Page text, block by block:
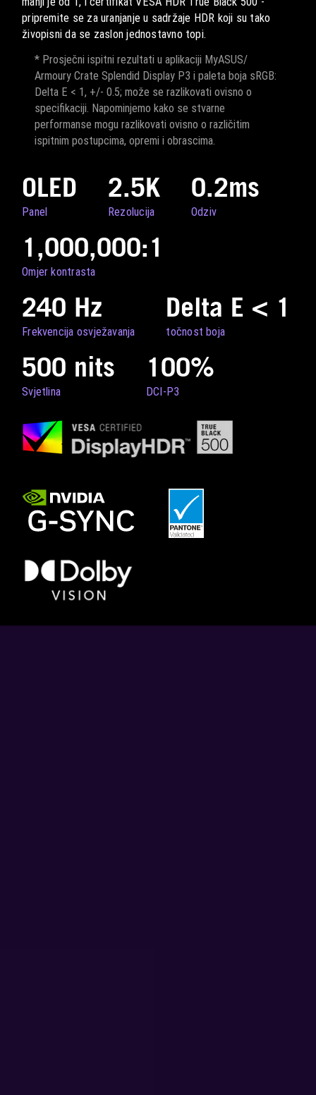
pripremite se za uranjanje u sadržaje HDR koji su tako
živopisni da se zaslon jednostavno topi.
* Prosječni ispitni rezultati u aplikaciji MyASUS/
Armoury Crate Splendid Display P3 i paleta boja sRGB:
Delta E < 1, +/- 0.5; može se razlikovati ovisno o
specifikaciji. Napominjemo kako se stvarne
performanse mogu razlikovati ovisno o različitim
ispitnim postupcima, opremi i obrascima.
OLED
Panel
2.5K
Rezolucija
0.2ms
Odziv
1,000,000:1
Omjer kontrasta
240 Hz
Frekvencija osvježavanja
Delta E < 1
točnost boja
500 nits
Svjetlina
100%
DCI-P3